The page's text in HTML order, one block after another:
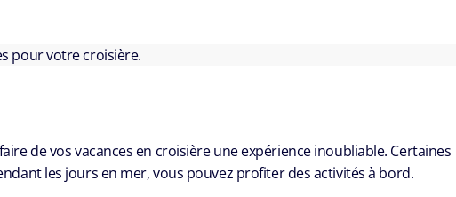
pour votre croisière.
de vos vacances en croisière une expérience inoubliable. Certaines
les jours en mer, vous pouvez profiter des activités à bord.